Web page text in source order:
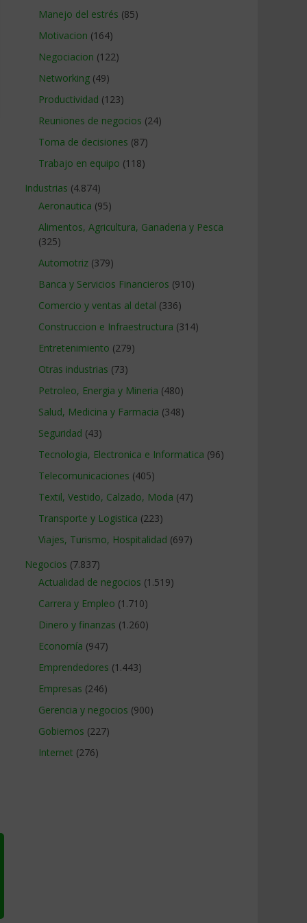
Manejo del estrés (85)
Motivacion (164)
Negociacion (122)
Networking (49)
Productividad (123)
Reuniones de negocios (24)
Toma de decisiones (87)
Trabajo en equipo (118)
Industrias (4.874)
Aeronautica (95)
Alimentos, Agricultura, Ganaderia y Pesca
(325)
Automotriz (379)
Banca y Servicios Financieros (910)
Comercio y ventas al detal (336)
Construccion e Infraestructura (314)
Entretenimiento (279)
Otras industrias (73)
Petroleo, Energia y Mineria (480)
Salud, Medicina y Farmacia (348)
Seguridad (43)
Tecnologia, Electronica e Informatica (96)
Telecomunicaciones (405)
Textil, Vestido, Calzado, Moda (47)
Transporte y Logistica (223)
Viajes, Turismo, Hospitalidad (697)
Negocios (7.837)
Actualidad de negocios (1.519)
Carrera y Empleo (1.710)
Dinero y finanzas (1.260)
Economía (947)
Emprendedores (1.443)
Empresas (246)
Gerencia y negocios (900)
Gobiernos (227)
Internet (276)